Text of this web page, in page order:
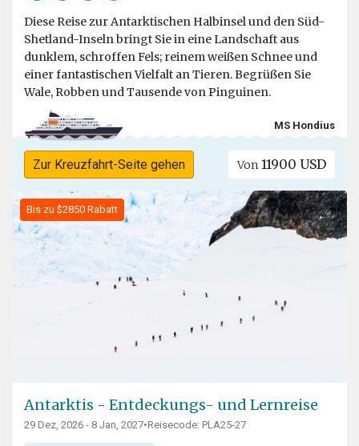
Diese Reise zur Antarktischen Halbinsel und den Süd-
Shetland-Inseln bringt Sie in eine Landschaft aus
dunklem, schroffen Fels; reinem weißen Schnee und
einer fantastischen Vielfalt an Tieren. Begrüßen Sie
Wale, Robben und Tausende von Pinguinen.
MS Hondius
Zur Kreuzfahrt-Seite gehen Von 11900 USD
Bis zu $2850 Rabatt
Antarktis - Entdeckungs- und Lernreise
29 Dez, 2026 - 8 Jan, 2027•Reisecode: PLA25-27